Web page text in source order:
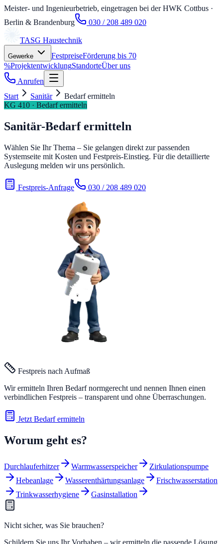
Meister- und Ingenieurbetrieb, eingetragen bei der HWK Cottbus ·
Berlin & Brandenburg
030 / 208 489 020
TASG Haustechnik
Gewerke FestpreiseFörderung bis 70
%ProjektentwicklungStandorteÜber uns
Anrufen
Start
Sanitär
Bedarf ermitteln
KG 410 · Bedarf ermitteln
Sanitär-Bedarf ermitteln
Wählen Sie Ihr Thema – Sie gelangen direkt zur passenden
Systemseite mit Kosten und Festpreis-Einstieg. Für die detaillierte
Auslegung melden wir uns persönlich.
Festpreis-Anfrage 030 / 208 489 020
Festpreis nach Aufmaß
Wir ermitteln Ihren Bedarf normgerecht und nennen Ihnen einen
verbindlichen Festpreis – transparent und ohne Überraschungen.
Jetzt Bedarf ermitteln
Worum geht es?
Durchlauferhitzer Warmwasserspeicher
Zirkulationspumpe
Hebeanlage
Wasserenthärtungsanlage
Frischwasserstation
Trinkwasserhygiene
Gasinstallation
Nicht sicher, was Sie brauchen?
Schildern Sie uns Ihr Vorhaben – wir ermitteln die passende Lösung